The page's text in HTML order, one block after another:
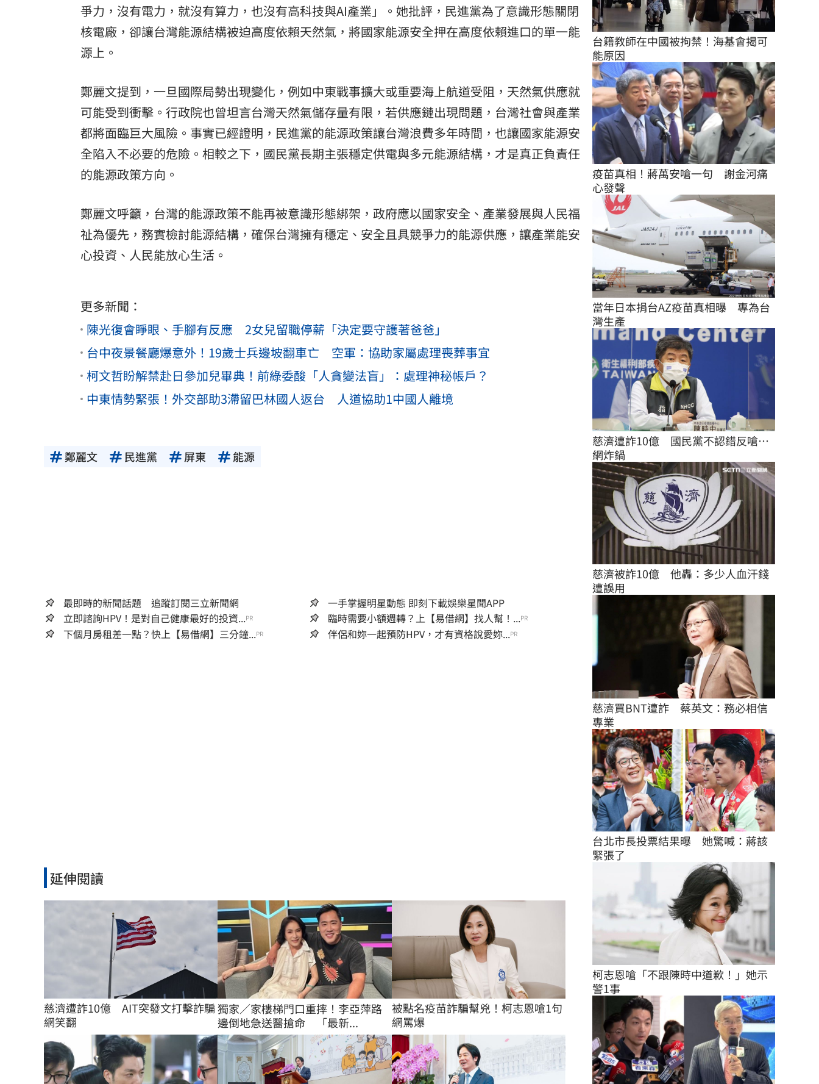
爭力，沒有電力，就沒有算力，也沒有高科技與AI產業」。她批評，民進黨為了意識形態關閉
核電廠，卻讓台灣能源結構被迫高度依賴天然氣，將國家能源安全押在高度依賴進口的單一能
源上。
鄭麗文提到，一旦國際局勢出現變化，例如中東戰事擴大或重要海上航道受阻，天然氣供應就
可能受到衝擊。行政院也曾坦言台灣天然氣儲存量有限，若供應鏈出現問題，台灣社會與產業
都將面臨巨大風險。事實已經證明，民進黨的能源政策讓台灣浪費多年時間，也讓國家能源安
全陷入不必要的危險。相較之下，國民黨長期主張穩定供電與多元能源結構，才是真正負責任
的能源政策方向。
鄭麗文呼籲，台灣的能源政策不能再被意識形態綁架，政府應以國家安全、產業發展與人民福
祉為優先，務實檢討能源結構，確保台灣擁有穩定、安全且具競爭力的能源供應，讓產業能安
心投資、人民能放心生活。
更多新聞：
陳光復會睜眼、手腳有反應 2女兒留職停薪「決定要守護著爸爸」
台中夜景餐廳爆意外！19歲士兵邊坡翻車亡 空軍：協助家屬處理喪葬事宜
柯文哲盼解禁赴日參加兒畢典！前綠委酸「人貪變法盲」：處理神秘帳戶？
中東情勢緊張！外交部助3滯留巴林國人返台 人道協助1中國人離境
鄭麗文 民進黨 屏東 能源
最即時的新聞話題 追蹤訂閱三立新聞網
一手掌握明星動態 即刻下載娛樂星聞APP
立即諮詢HPV！是對自己健康最好的投資...PR 臨時需要小額週轉？上【易借網】找人幫！...PR
下個月房租差一點？快上【易借網】三分鐘...PR 伴侶和妳一起預防HPV，才有資格說愛妳...PR
延伸閱讀
慈濟遭詐10億　AIT突發文打擊詐騙
網笑翻
獨家／家樓梯門口重摔！李亞萍路
邊倒地急送醫搶命 「最新...
被點名疫苗詐騙幫兇！柯志恩嗆1句
網罵爆
台籍教師在中國被拘禁！海基會揭可
能原因
疫苗真相！蔣萬安嗆一句　謝金河痛
心發聲
當年日本捐台AZ疫苗真相曝　專為台
灣生產
慈濟遭詐10億　國民黨不認錯反嗆⋯
網炸鍋
慈濟被詐10億　他轟：多少人血汗錢
遭誤用
慈濟買BNT遭詐　蔡英文：務必相信
專業
台北市長投票結果曝　她驚喊：蔣該
緊張了
柯志恩嗆「不跟陳時中道歉！」她示
警1事